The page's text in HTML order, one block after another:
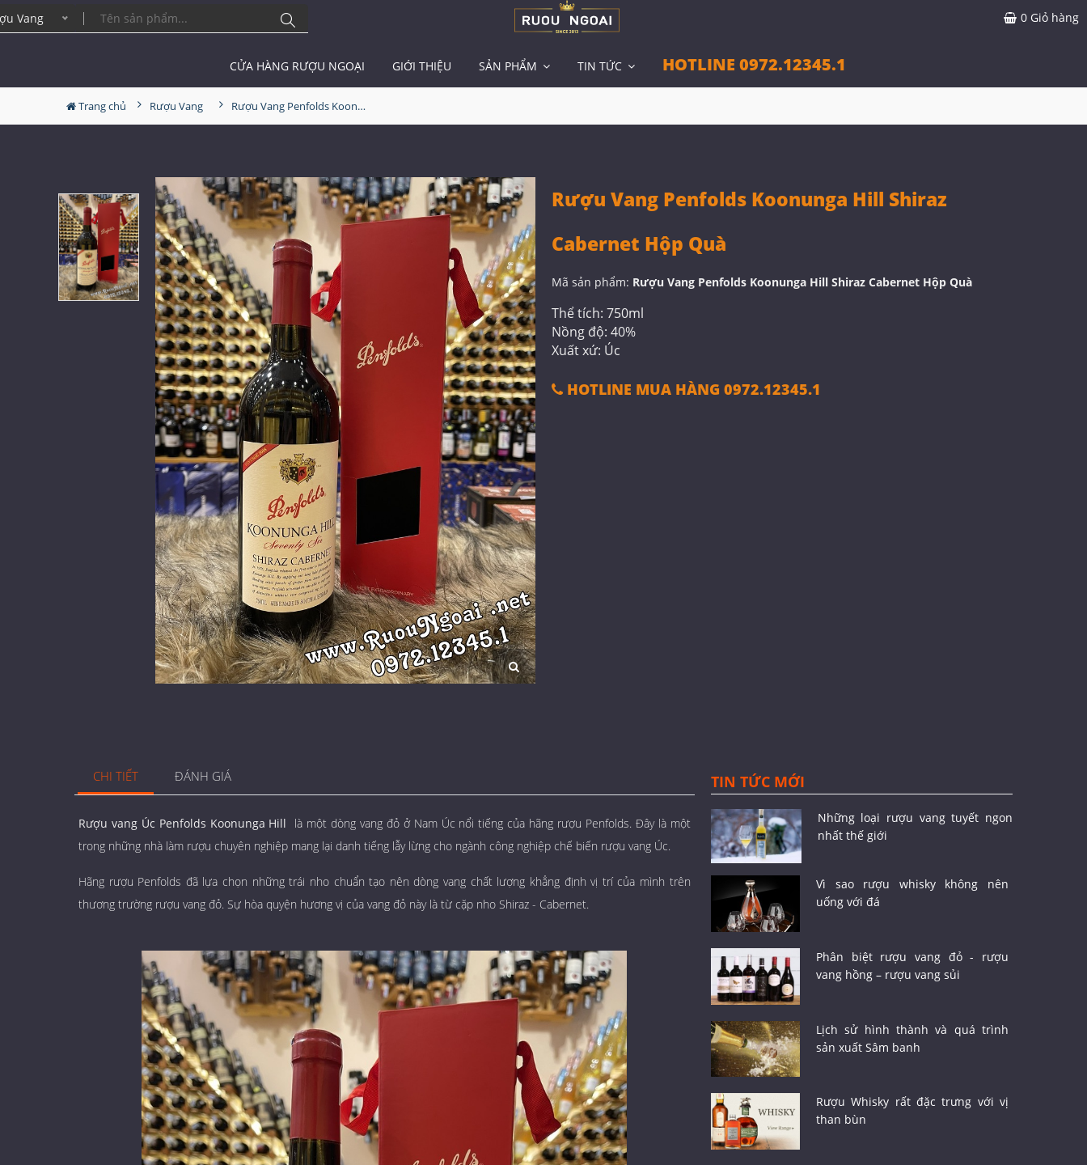
Vang 0 Giỏ hàng
CỬA HÀNG RƯỢU NGOẠI GIỚI THIỆU SẢN PHẨM TIN TỨC HOTLINE 0972.12345.1
Trang chủ Rượu Vang Rượu Vang Penfolds Koonunga Hill Shiraz Cabernet Hộp Quà
Rượu Vang Penfolds Koonunga Hill Shiraz
Cabernet Hộp Quà
Mã sản phẩm: Rượu Vang Penfolds Koonunga Hill Shiraz Cabernet Hộp Quà
Thể tích: 750ml
Nồng độ: 40%
Xuất xứ: Úc
HOTLINE MUA HÀNG 0972.12345.1
CHI TIẾT ĐÁNH GIÁ
Rượu vang Úc Penfolds Koonunga Hill
là một dòng vang đỏ ở Nam Úc nổi tiếng của hãng rượu Penfolds. Đây là một
trong những nhà làm rượu chuyên nghiệp mang lại danh tiếng lẫy lừng cho ngành công nghiệp chế biến rượu vang Úc.
Hãng rượu Penfolds đã lựa chọn những trái nho chuẩn tạo nên dòng vang chất lượng khẳng định vị trí của mình trên
thương trường rượu vang đỏ. Sự hòa quyện hương vị của vang đỏ này là từ cặp nho Shiraz - Cabernet.
TIN TỨC MỚI
Những loại rượu vang tuyết ngon
nhất thế giới
Vì sao rượu whisky không nên
uống với đá
Phân biệt rượu vang đỏ - rượu
vang hồng – rượu vang sủi
Lịch sử hình thành và quá trình
sản xuất Sâm banh
Rượu Whisky rất đặc trưng với vị
than bùn